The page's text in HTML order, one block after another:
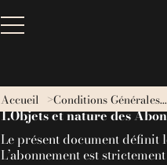
Accueil Conditions Générales...
1.Objets et nature des
Le présent document définit
L’abonnement est